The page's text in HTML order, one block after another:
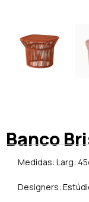
Banco
Medidas: Larg:
Designers: